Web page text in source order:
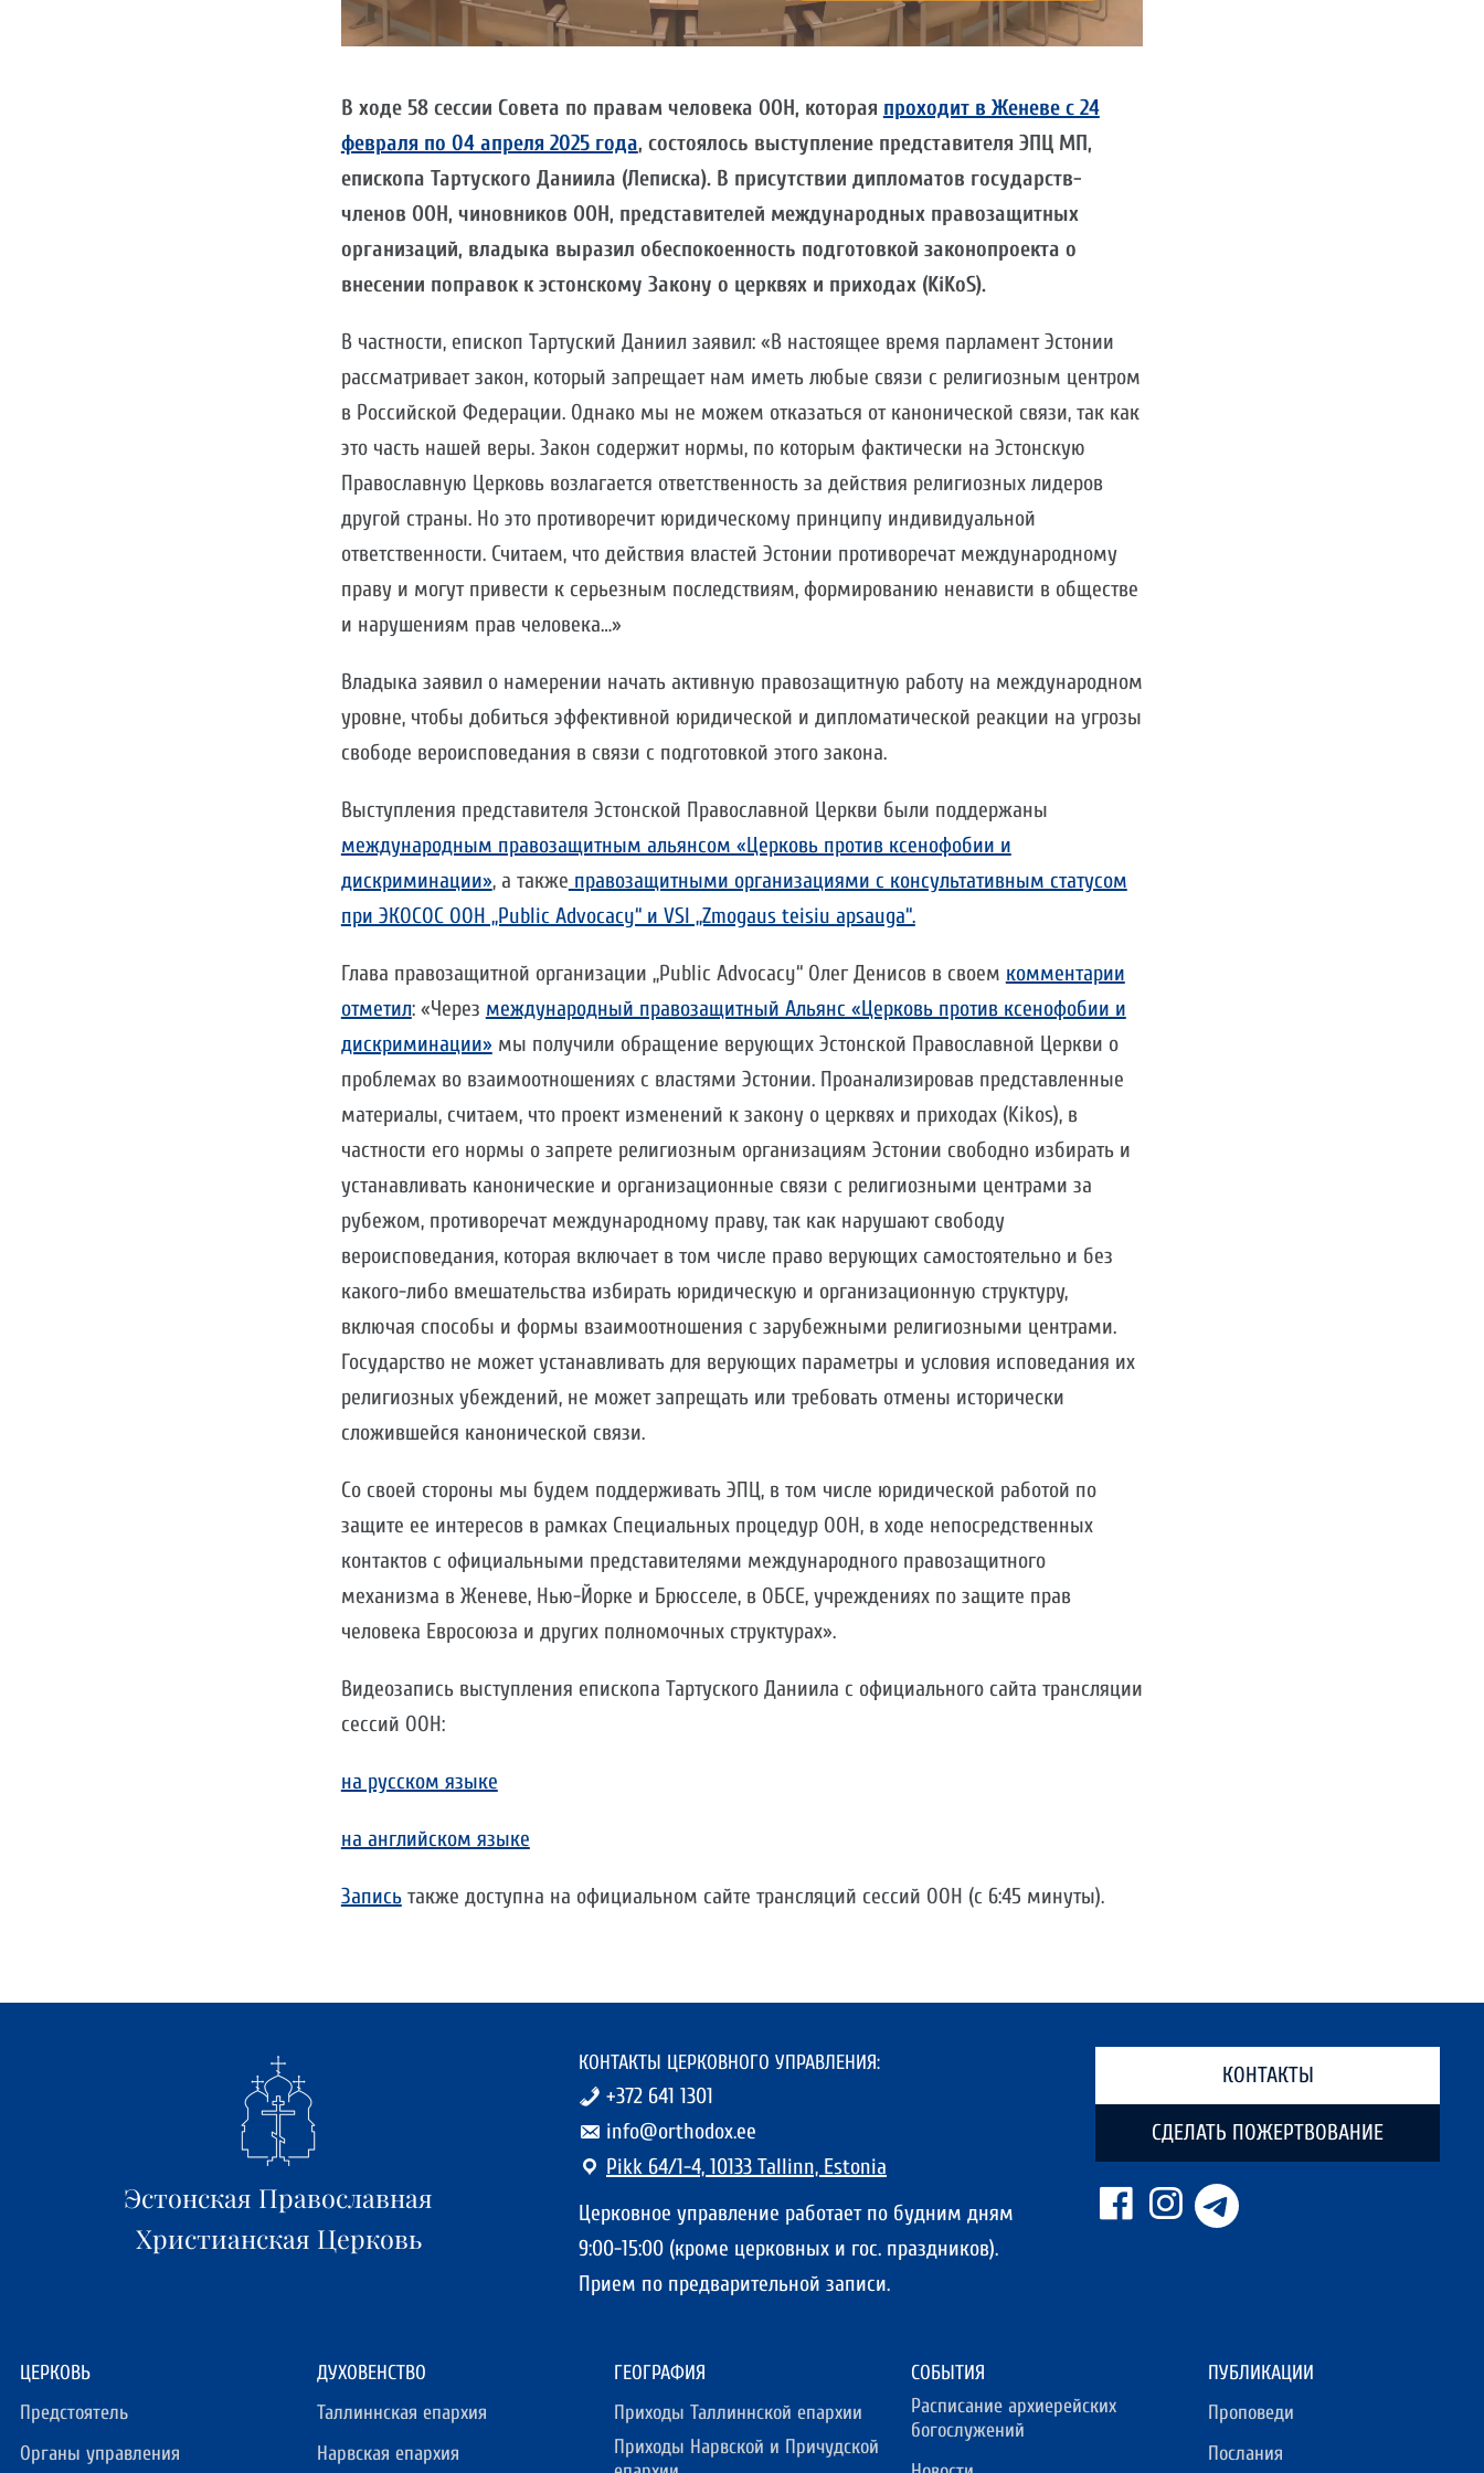
В ходе 58 сессии Совета по правам человека ООН, которая проходит в Женеве с 24
февраля по 04 апреля 2025 года, состоялось выступление представителя ЭПЦ МП,
епископа Тартуского Даниила (Леписка). В присутствии дипломатов государств-
членов ООН, чиновников ООН, представителей международных правозащитных
организаций, владыка выразил обеспокоенность подготовкой законопроекта о
внесении поправок к эстонскому Закону о церквях и приходах (KiKoS).
В частности, епископ Тартуский Даниил заявил: «В настоящее время парламент Эстонии
рассматривает закон, который запрещает нам иметь любые связи с религиозным центром
в Российской Федерации. Однако мы не можем отказаться от канонической связи, так как
это часть нашей веры. Закон содержит нормы, по которым фактически на Эстонскую
Православную Церковь возлагается ответственность за действия религиозных лидеров
другой страны. Но это противоречит юридическому принципу индивидуальной
ответственности. Считаем, что действия властей Эстонии противоречат международному
праву и могут привести к серьезным последствиям, формированию ненависти в обществе
и нарушениям прав человека…»
Владыка заявил о намерении начать активную правозащитную работу на международном
уровне, чтобы добиться эффективной юридической и дипломатической реакции на угрозы
свободе вероисповедания в связи с подготовкой этого закона.
Выступления представителя Эстонской Православной Церкви были поддержаны
международным правозащитным альянсом «Церковь против ксенофобии и
дискриминации», а также правозащитными организациями с консультативным статусом
при ЭКОСОС ООН „Public Advocacy“ и VSI „Zmogaus teisiu apsauga“.
Глава правозащитной организации „Public Advocacy“ Олег Денисов в своем комментарии
отметил: «Через международный правозащитный Альянс «Церковь против ксенофобии и
дискриминации» мы получили обращение верующих Эстонской Православной Церкви о
проблемах во взаимоотношениях с властями Эстонии. Проанализировав представленные
материалы, считаем, что проект изменений к закону о церквях и приходах (Kikos), в
частности его нормы о запрете религиозным организациям Эстонии свободно избирать и
устанавливать канонические и организационные связи с религиозными центрами за
рубежом, противоречат международному праву, так как нарушают свободу
вероисповедания, которая включает в том числе право верующих самостоятельно и без
какого-либо вмешательства избирать юридическую и организационную структуру,
включая способы и формы взаимоотношения с зарубежными религиозными центрами.
Государство не может устанавливать для верующих параметры и условия исповедания их
религиозных убеждений, не может запрещать или требовать отмены исторически
сложившейся канонической связи.
Со своей стороны мы будем поддерживать ЭПЦ, в том числе юридической работой по
защите ее интересов в рамках Специальных процедур ООН, в ходе непосредственных
контактов с официальными представителями международного правозащитного
механизма в Женеве, Нью-Йорке и Брюсселе, в ОБСЕ, учреждениях по защите прав
человека Евросоюза и других полномочных структурах».
Видеозапись выступления епископа Тартуского Даниила с официального сайта трансляции
сессий ООН:
на русском языке
на английском языке
Записьтакже доступна на официальном сайте трансляций сессий ООН (с 6:45 минуты).
Эстонская Православная
Христианская Церковь
КОНТАКТЫ ЦЕРКОВНОГО УПРАВЛЕНИЯ:
+372 641 1301
info@orthodox.ee
Pikk 64/1-4, 10133 Tallinn, Estonia
Церковное управление работает по будним дням
9:00-15:00 (кроме церковных и гос. праздников).
Прием по предварительной записи.
КОНТАКТЫ
СДЕЛАТЬ ПОЖЕРТВОВАНИЕ
ЦЕРКОВЬ
Предстоятель
Органы управления
ДУХОВЕНСТВО
Таллиннская епархия
Нарвская епархия
ГЕОГРАФИЯ
Приходы Таллиннской епархии
Приходы Нарвской и Причудской
СОБЫТИЯ
Расписание архиерейских
богослужений
ПУБЛИКАЦИИ
Проповеди
Послания